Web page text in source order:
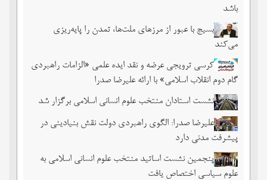
باشد
بسیج با عبور از مرزهای ملت‌‌ها، تمدن را پایه‌ریزی
می‌کند
کرسی ترویجی عرضه و نقد ایده علمی «الزامات راهبردی
گام دوم انقلاب اسلامی» با ارائه علیرضا صدرا
نشست استادان منتخب علوم انسانی اسلامی برگزار شد
علیرضا صدرا: الگوی راهبردی دولت نقش بنیادینی در
پیشرفت مدنی دارد
پنجمین نشست اساتید منتخب علوم انسانی اسلامی به
علوم سیاسی اختصاص یافت